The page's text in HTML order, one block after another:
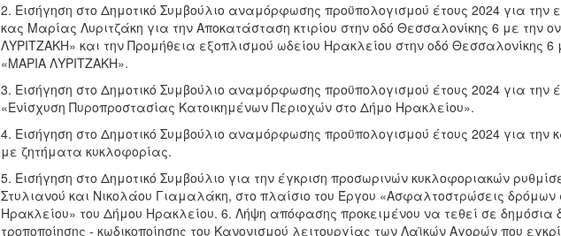
2. Εισήγηση στο Δημοτικό Συμβούλιο αναμόρφωσης προϋπολογισμού έτους 2024 για
κας Μαρίας Λυριτζάκη για την Αποκατάσταση κτιρίου στην οδό Θεσσαλονίκης 6 με την
ΛΥΡΙΤΖΑΚΗ» και την Προμήθεια εξοπλισμού ωδείου Ηρακλείου στην οδό Θεσσαλονίκης 6
«ΜΑΡΙΑ ΛΥΡΙΤΖΑΚΗ».
3. Εισήγηση στο Δημοτικό Συμβούλιο αναμόρφωσης προϋπολογισμού έτους 2024 για την
«Ενίσχυση Πυροπροστασίας Κατοικημένων Περιοχών στο Δήμο Ηρακλείου».
4. Εισήγηση στο Δημοτικό Συμβούλιο αναμόρφωσης προϋπολογισμού έτους 2024 για την
με ζητήματα κυκλοφορίας.
5. Εισήγηση στο Δημοτικό Συμβούλιο για την έγκριση προσωρινών κυκλοφοριακών
Στυλιανού και Νικολάου Γιαμαλάκη, στο πλαίσιο του Έργου «Ασφαλτοστρώσεις δρόμων
Ηρακλείου» του Δήμου Ηρακλείου. 6. Λήψη απόφασης προκειμένου να τεθεί σε δημόσια
τροποποίησης - κωδικοποίησης του Κανονισμού λειτουργίας των Λαϊκών Αγορών που